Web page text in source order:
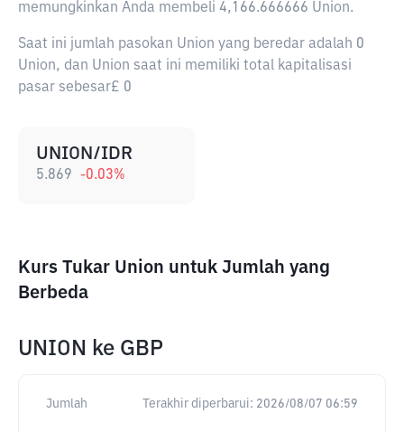
memungkinkan Anda membeli 4,166.666666 Union.
Saat ini jumlah pasokan Union yang beredar adalah 0
Union, dan Union saat ini memiliki total kapitalisasi
pasar sebesar£ 0
UNION/IDR
5.869 -0.03%
Kurs Tukar Union untuk Jumlah yang
Berbeda
UNION ke GBP
Jumlah Terakhir diperbarui: 2026/08/07 06:59